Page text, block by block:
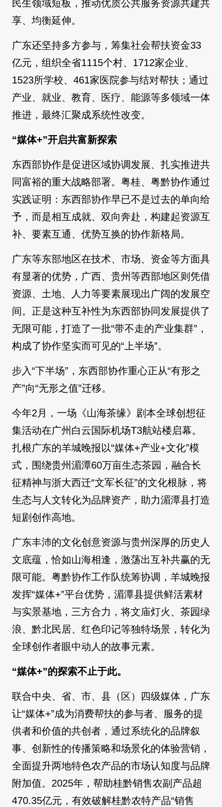
民生领域短板，推动优质公共服务资源共建共
享、均衡延伸。
广东还坚持多方参与，筹集社会帮扶资金33
亿元，组织全省1115个村、1712家企业、
1523所学校、461家医院参与结对帮扶；通过
产业、就业、教育、医疗、能源等多领域一体
推进，最终汇聚成系统性改变。
“媒体+”开启共富新探索
东西部协作是促进区域协调发展、扎实推进共
同富裕的重大战略部署。粤桂、粤黔协作通过
实践证明：东西部协作早已不是过去的单向给
予，而是相互成就、双向奔赴，构建起资源互
补、要素互通、优势互换的协作新格局。
广东等东部地区在技术、市场、资金等方面具
有显著的优势，广西、贵州等西部地区则凭借
资源、土地、人力等要素展现出广阔的发展空
间。正是这种互补性为东西部协同发展提供了
无限可能，打造了一批“带不走的产业集群”，
构成了协作坚实而可见的“上半场”。
步入“下半场”，东西部协作重心正从“有形之
产”向“无形之值”迁移。
今年2月，一场《山海茶缘》剧本全球创想征
集活动在广州白云国际机场T3航站楼启幕。
扎根广东的羊城晚报以“媒体+产业+文化”模
式，围绕贵州湄潭60万亩生态茶园，融合长
征精神与浙大西迁“文军长征”的文化根脉，将
生态与人文转化为品牌资产，助力湄潭县打造
短剧创作高地。
广东丰沛的文化创意资源与贵州深厚的历史人
文底蕴，恰如山海相逢，激荡出互补共赢的无
限可能。粤黔协作工作队统筹协调，羊城晚报
发挥“媒体+”平台优势，湄潭县提供鲜活素材
与实景基地，三方合力，将文庙灯火、茶园绿
浪、黔北民居、红色印记等独特场景，转化为
全球创作者眼中动人的故事元素。
“媒体+”的探索不止于此。
联合中央、省、市、县（区）四级媒体，广东
让“媒体+”成为消费帮扶的参与者、服务的提
供者和价值的共创者，通过系统化的品牌叙
事、创新性的传播策略和场景化的体验营销，
全面提升两地特色农产品的市场认知度与品牌
附加值。2025年，帮助桂黔销售农副产品超
470.35亿元，有效破解桂黔农特产品“销售